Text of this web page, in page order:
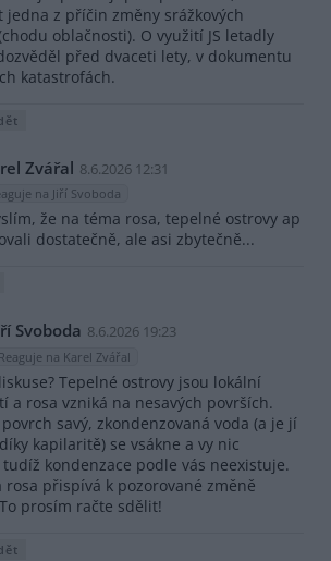
jedna z příčin změny srážkových
oblačnosti). O využití JS letadly
před dvaceti lety, v dokumentu
katastrofách.
Zvářal 8.6.2026 12:31
na Jiří Svoboda
že na téma rosa, tepelné ostrovy ap
dostatečně, ale asi zbytečně...
Svoboda 8.6.2026 19:23
Reaguje na Karel Zvářal
Tepelné ostrovy jsou lokální
a rosa vzniká na nesavých površích.
savý, zkondenzovaná voda (a je jí
kapilaritě) se vsákne a vy nic
kondenzace podle vás neexistuje.
rosa přispívá k pozorované změně
prosím račte sdělit!